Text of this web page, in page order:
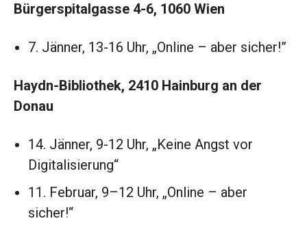
Bürgerspitalgasse 4-6, 1060 Wien
7. Jänner, 13-16 Uhr, „Online – aber sicher!”
Haydn-Bibliothek, 2410 Hainburg an der
Donau
14. Jänner, 9-12 Uhr, „Keine Angst vor
Digitalisierung“
11. Februar, 9–12 Uhr, „Online – aber
sicher!“